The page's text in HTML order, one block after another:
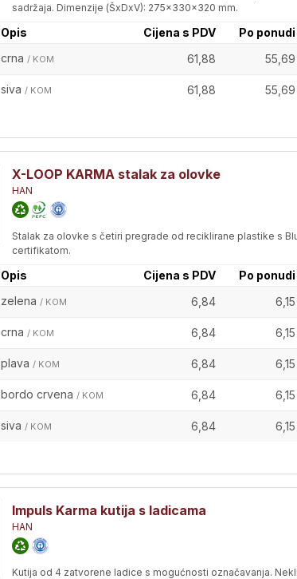
sadržaja. Dimenzije (ŠxDxV): 275x330x320 mm.
Opis Cijena s PDV
Po ponudi
crna / KOM 61,88 55,69
siva / KOM 61,88 55,69
X-LOOP KARMA stalak za olovke
HAN
Stalak za olovke s četiri pregrade od reciklirane plastike s
certifikatom.
Opis Cijena s PDV
Po ponudi
zelena / KOM 6,84 6,15
crna / KOM 6,84 6,15
plava / KOM 6,84 6,15
bordo crvena / KOM 6,84 6,15
siva / KOM 6,84 6,15
Impuls Karma kutija s ladicama
HAN
Kutija od 4 zatvorene ladice s mogućnosti označavanja.